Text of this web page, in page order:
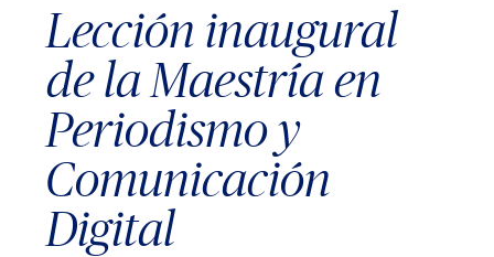
Lección inaugural
de la Maestría en
Periodismo y
Comunicación
Digital